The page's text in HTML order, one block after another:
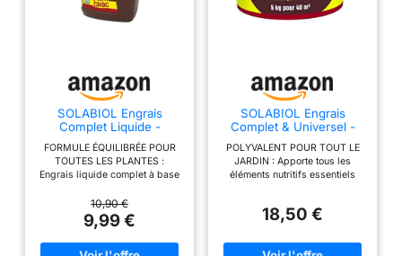
SOLABIOL Engrais
Complet Liquide -
Jusqu'à 100L de Solution
- 1L
FORMULE ÉQUILIBRÉE POUR
TOUTES LES PLANTES :
Engrais liquide complet à base
(NPK 3-2-5) pour une
croissance harmonieuse, une
floraison généreuse et un
feuillage éclatant. Idéal pour
10,90 €
9,99 €
SOLABIOL Engrais
Complet & Universel -
POLYVALENT POUR TOUT LE
JARDIN : Apporte tous les
éléments nutritifs essentiels
fruits. DOUBLE ACTION
« starter » pour stimuler la
18,50 €